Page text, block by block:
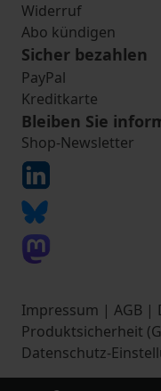
Widerruf
Abo kündigen
Sicher bezahlen
PayPal
Kreditkarte
Bleiben Sie
Shop-Newsletter
Impressum | AGB |
Produktsicherheit
Datenschutz-